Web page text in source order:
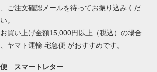
ご注文確認メールを待ってお振り込みくだ
。
買い上げ金額15,000円以上（税込）の場合
ヤマト運輸 宅急便 がおすすめです。
スマートレター